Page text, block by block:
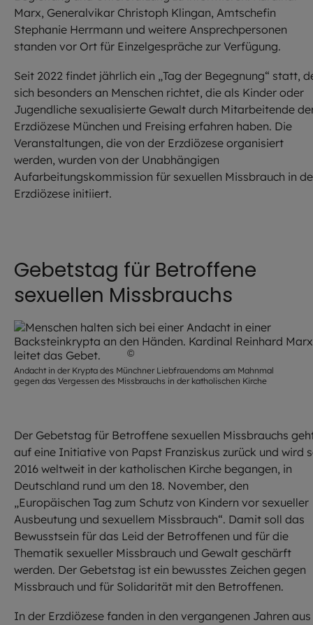
Marx, Generalvikar Christoph Klingan, Amtschefin
Stephanie Herrmann und weitere Ansprechpersonen
standen vor Ort für Einzelgespräche zur Verfügung.
Seit 2022 findet jährlich ein „Tag der Begegnung“ statt,
sich besonders an Menschen richtet, die als Kinder oder
Jugendliche sexualisierte Gewalt durch Mitarbeitende
Erzdiözese München und Freising erfahren haben. Die
Veranstaltungen, die von der Erzdiözese organisiert
werden, wurden von der Unabhängigen
Aufarbeitungskommission für sexuellen Missbrauch in
Erzdiözese initiiert.
Gebetstag für Betroffene
sexuellen Missbrauchs
©
Andacht in der Krypta des Münchner Liebfrauendoms am Mahnmal
gegen das Vergessen des Missbrauchs in der katholischen Kirche
Der Gebetstag für Betroffene sexuellen Missbrauchs
auf eine Initiative von Papst Franziskus zurück und wird
2016 weltweit in der katholischen Kirche begangen, in
Deutschland rund um den 18. November, den
„Europäischen Tag zum Schutz von Kindern vor sexueller
Ausbeutung und sexuellem Missbrauch“. Damit soll das
Bewusstsein für das Leid der Betroffenen und für die
Thematik sexueller Missbrauch und Gewalt geschärft
werden. Der Gebetstag ist ein bewusstes Zeichen gegen
Missbrauch und für Solidarität mit den Betroffenen.
In der Erzdiözese fanden in den vergangenen Jahren aus